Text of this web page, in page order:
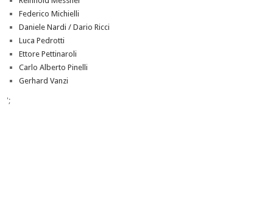
Federico Michielli
Daniele Nardi / Dario Ricci
Luca Pedrotti
Ettore Pettinaroli
Carlo Alberto Pinelli
Gerhard Vanzi
';